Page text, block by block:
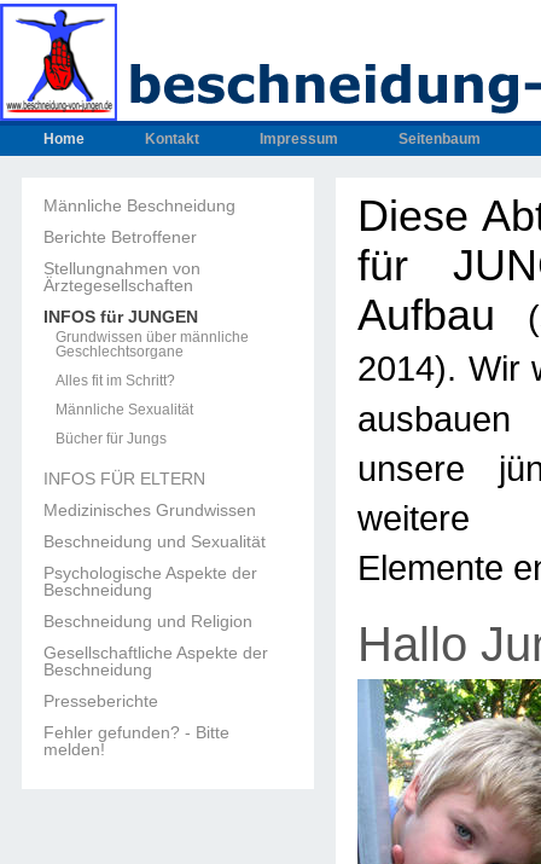
Home Kontakt Impressum Seitenbaum
Männliche Beschneidung
Berichte Betroffener
Stellungnahmen von
Ärztegesellschaften
INFOS für JUNGEN
Grundwissen über männliche
Geschlechtsorgane
Alles fit im Schritt?
Männliche Sexualität
Bücher für Jungs
INFOS FÜR ELTERN
Medizinisches Grundwissen
Beschneidung und Sexualität
Psychologische Aspekte der
Beschneidung
Beschneidung und Religion
Gesellschaftliche Aspekte der
Beschneidung
Presseberichte
Fehler gefunden? - Bitte
melden!
Diese
für
Aufbau
2014). Wir
unsere
weitere
Elemente
Hallo